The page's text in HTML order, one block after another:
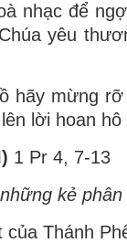
nhạc để
yêu
hãy mừng
lời hoan
1 Pr 4, 7-13
kẻ
Thánh